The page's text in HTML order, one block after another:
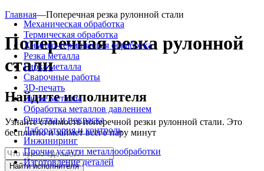
Механическая обработка
Термическая обработка
Химико-термическая обработка
Резка металла
Гибка металла
Сварочные работы
3D-печать
Литьё металла
Обработка металлов давлением
Очистка и покраска
Лаборатория и контроль
Инжиниринг
Прочие услуги металлообработки
Изготовление деталей
Главная—Поперечная резка рулонной стали
Поперечная резка рулонной
стали
Найдите исполнителя
Узнайте стоимость поперечной резки рулонной стали. Это
бесплатно и займет всего пару минут
Найти исполнителя